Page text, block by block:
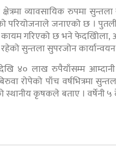
व्यावसायिक रुपमा
परियोजनाले जनाएको छ ।
कायम गरिएको छ भने
रहेको सुन्तला सुपरजोन
४० लाख रुपैयाँसम्म
रोपेको पाँच वर्षभित्रमा
स्थानीय कृषकले बताए । वर्षेनी